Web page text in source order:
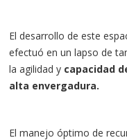
El desarrollo de este
efectuó en un lapso de
la agilidad y capacidad
alta envergadura.
El manejo óptimo de